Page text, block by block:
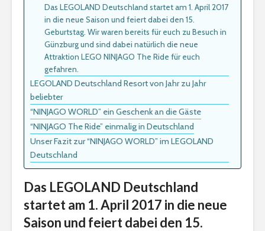
Das LEGOLAND Deutschland startet am 1. April 2017
in die neue Saison und feiert dabei den 15.
Geburtstag. Wir waren bereits für euch zu Besuch in
Günzburg und sind dabei natürlich die neue
Attraktion LEGO NINJAGO The Ride für euch
gefahren.
LEGOLAND Deutschland Resort von Jahr zu Jahr
beliebter
“NINJAGO WORLD” ein Geschenk an die Gäste
“NINJAGO The Ride” einmalig in Deutschland
Unser Fazit zur “NINJAGO WORLD” im LEGOLAND
Deutschland
Das LEGOLAND Deutschland
startet am 1. April 2017 in die neue
Saison und feiert dabei den 15.